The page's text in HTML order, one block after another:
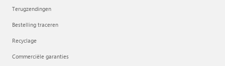
Terugzendingen
Bestelling traceren
Recyclage
Commerciële garanties